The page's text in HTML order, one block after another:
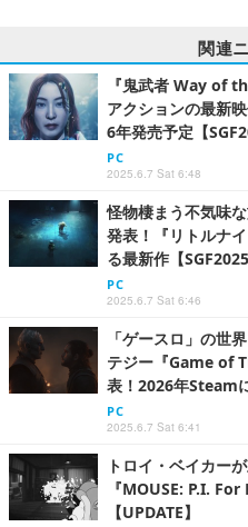
関連
『鬼武者 Way of
アクションの最新
6年発売予定【
PC
2025.6.7 Sat 6:48
怪物棲まう不気味
発表！『リトルナ
る最新作【SGF2025
PC
2025.6.7 Sat 6:46
「ゲースロ」の世
テジー『Game of
表！2026年Steam
PC
2025.6.7 Sat 6:41
トロイ・ベイカー
『MOUSE: P.I.
【UPDATE】